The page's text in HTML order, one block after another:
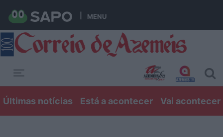
MENU
Últimas notícias Está a acontecer Vai acontecer